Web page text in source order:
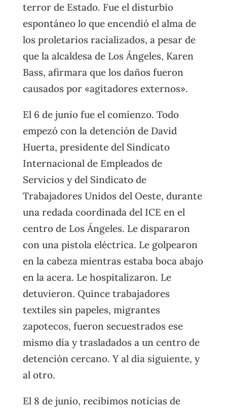
terror de Estado. Fue el disturbio
espontáneo lo que encendió el alma de
los proletarios racializados, a pesar de
que la alcaldesa de Los Ángeles, Karen
Bass, afirmara que los daños fueron
causados por «agitadores externos».
El 6 de junio fue el comienzo. Todo
empezó con la detención de David
Huerta, presidente del Sindicato
Internacional de Empleados de
Servicios y del Sindicato de
Trabajadores Unidos del Oeste, durante
una redada coordinada del ICE en el
centro de Los Ángeles. Le dispararon
con una pistola eléctrica. Le golpearon
en la cabeza mientras estaba boca abajo
en la acera. Le hospitalizaron. Le
detuvieron. Quince trabajadores
textiles sin papeles, migrantes
zapotecos, fueron secuestrados ese
mismo día y trasladados a un centro de
detención cercano. Y al día siguiente, y
al otro.
El 8 de junio, recibimos noticias de